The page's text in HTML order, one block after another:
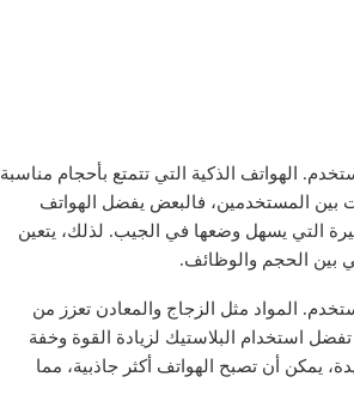
الهواتف الذكية التي تتمتع بأحجام مناسبة
بين المستخدمين، فالبعض يفضل الهواتف
التي يسهل وضعها في الجيب. لذلك، يتعين
بين الحجم والوظائف.
المواد مثل الزجاج والمعادن تعزز من
تفضل استخدام البلاستيك لزيادة القوة وخفة
يمكن أن تصبح الهواتف أكثر جاذبية، مما